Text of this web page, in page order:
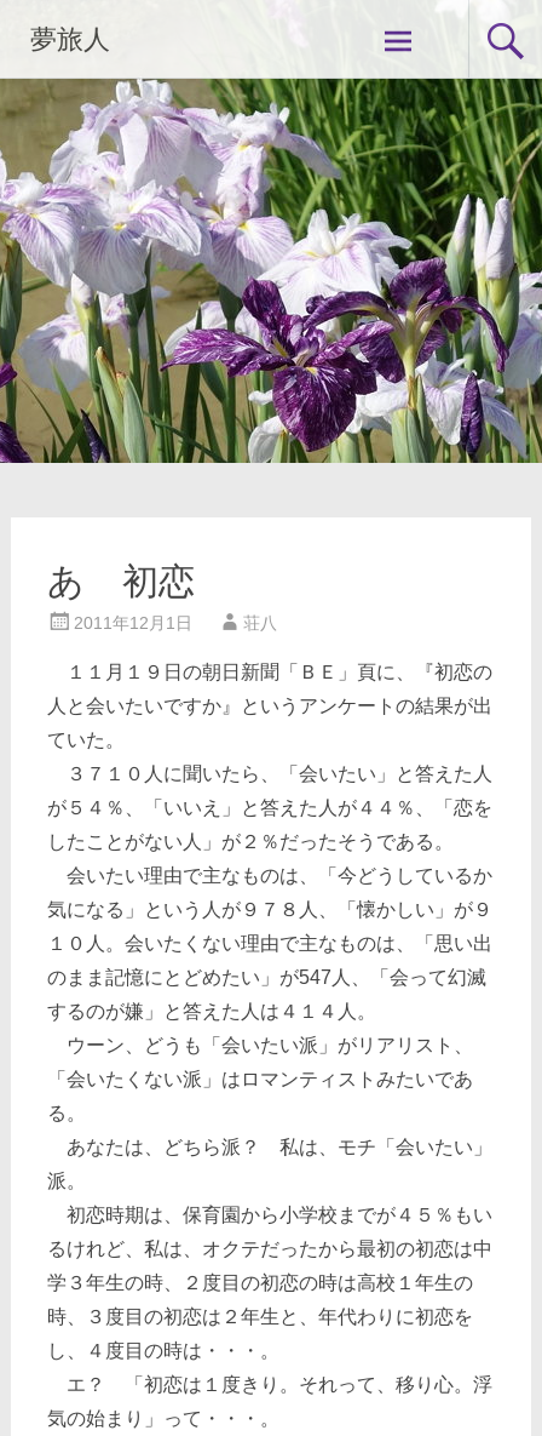
へ
ス
キ
ッ
プ
夢旅人
あゝ初恋
2011年12月1日 荘八
１１月１９日の朝日新聞「ＢＥ」頁に、『初恋の
人と会いたいですか』というアンケートの結果が出
ていた。
３７１０人に聞いたら、「会いたい」と答えた人
が５４％、「いいえ」と答えた人が４４％、「恋を
したことがない人」が２％だったそうである。
会いたい理由で主なものは、「今どうしているか
気になる」という人が９７８人、「懐かしい」が９
１０人。会いたくない理由で主なものは、「思い出
のまま記憶にとどめたい」が547人、「会って幻滅
するのが嫌」と答えた人は４１４人。
ウーン、どうも「会いたい派」がリアリスト、
「会いたくない派」はロマンティストみたいであ
る。
あなたは、どちら派？ 私は、モチ「会いたい」
派。
初恋時期は、保育園から小学校までが４５％もい
るけれど、私は、オクテだったから最初の初恋は中
学３年生の時、２度目の初恋の時は高校１年生の
時、３度目の初恋は２年生と、年代わりに初恋を
し、４度目の時は・・・。
エ？ 「初恋は１度きり。それって、移り心。浮
気の始まり」って・・・。